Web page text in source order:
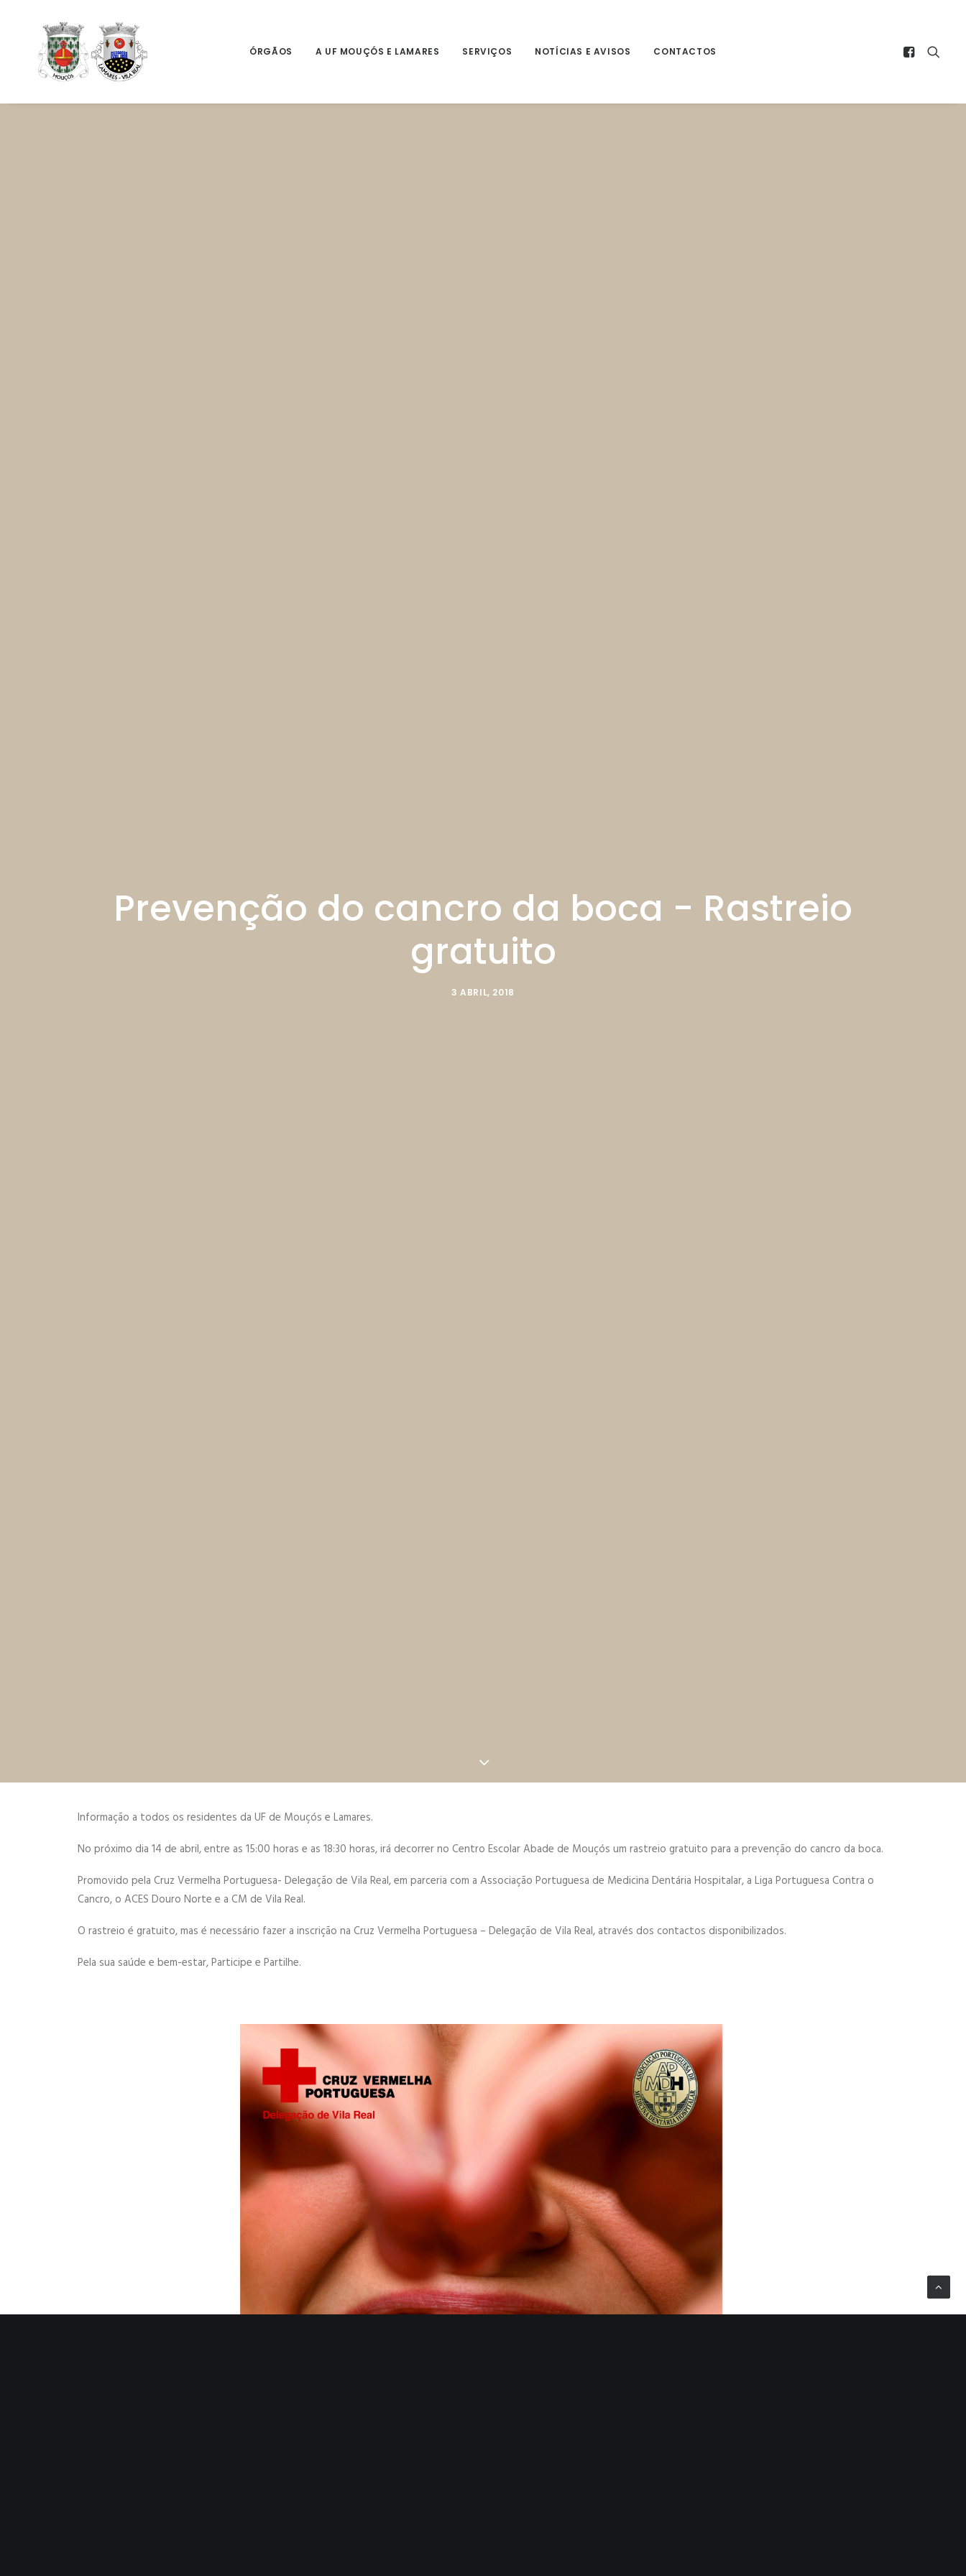
ÓRGÃOS A UF MOUÇÓS E LAMARES SERVIÇOS NOTÍCIAS E AVISOS CONTACTOS
Prevenção do cancro da boca - Rastreio
gratuito
3 ABRIL, 2018
Informação a todos os residentes da UF de Mouçós e Lamares.
No próximo dia 14 de abril, entre as 15:00 horas e as 18:30 horas, irá decorrer no Centro Escolar Abade de Mouçós um rastreio gratuito para a prevenção do cancro da boca.
Promovido pela Cruz Vermelha Portuguesa- Delegação de Vila Real, em parceria com a Associação Portuguesa de Medicina Dentária Hospitalar, a Liga Portuguesa Contra o
Cancro, o ACES Douro Norte e a CM de Vila Real.
O rastreio é gratuito, mas é necessário fazer a inscrição na Cruz Vermelha Portuguesa – Delegação de Vila Real, através dos contactos disponibilizados.
Pela sua saúde e bem-estar, Participe e Partilhe.